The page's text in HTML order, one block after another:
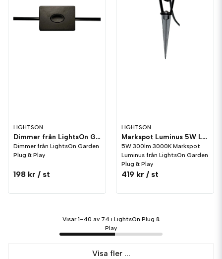
LIGHTSON
Dimmer från LightsOn Garden Plug & Play
Dimmer från LightsOn Garden
Plug & Play
198 kr / st
LIGHTSON
Markspot Luminus 5W LightsOn Garden Plug & Play
5W 300lm 3000K Markspot
Luminus från LightsOn Garden
Plug & Play
419 kr / st
Visar 1-40 av 74 i LightsOn Plug &
Play
Visa fler ...